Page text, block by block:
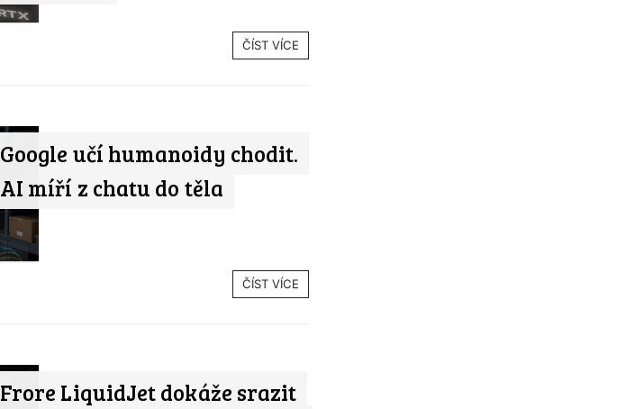
ČÍST VÍCE
Google učí humanoidy chodit.
AI míří z chatu do těla
ČÍST VÍCE
Frore LiquidJet dokáže srazit